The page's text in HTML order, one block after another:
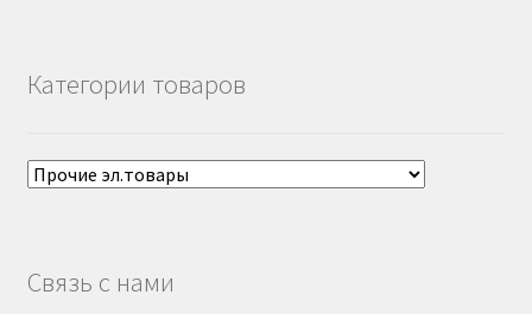
Категории товаров
Связь с нами